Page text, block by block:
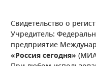
Свидетельство о
Учредитель:
предприятие
«Россия сегодня» (МИА